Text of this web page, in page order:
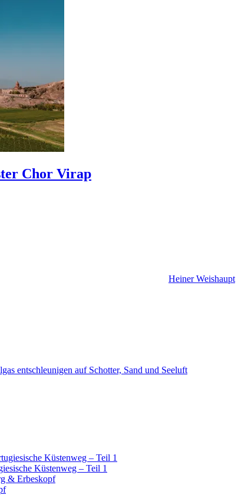
Chor Virap
Heiner Weishaupt
entschleunigen auf Schotter, Sand und Seeluft
Küstenweg – Teil 1
Küstenweg – Teil 1
& Erbeskopf